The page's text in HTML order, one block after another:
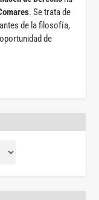
. Se trata de
de la filosofía,
de